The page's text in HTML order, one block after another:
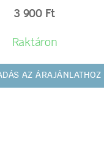
3 900 Ft
Raktáron
AZ ÁRAJÁNLATHOZ